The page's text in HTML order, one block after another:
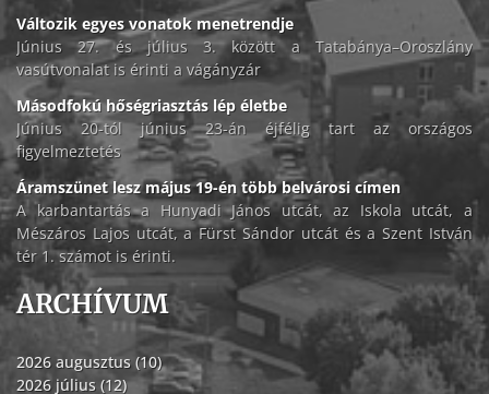
Változik egyes vonatok menetrendje
Június 27. és július 3. között a Tatabánya–Oroszlány
vasútvonalat is érinti a vágányzár
Másodfokú hőségriasztás lép életbe
Június 20-tól június 23-án éjfélig tart az országos
figyelmeztetés
Áramszünet lesz május 19-én több belvárosi címen
A karbantartás a Hunyadi János utcát, az Iskola utcát, a
Mészáros Lajos utcát, a Fürst Sándor utcát és a Szent István
tér 1. számot is érinti.
ARCHÍVUM
2026 augusztus (10)
2026 július (12)